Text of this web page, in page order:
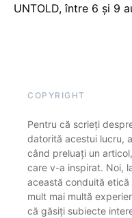
UNTOLD, între 6 și 9
COPYRIGHT
Pentru că scrieți
datorită acestui lucru,
când preluați un
care v-a inspirat. Noi,
această conduită
mult mai multă
că găsiți subiecte